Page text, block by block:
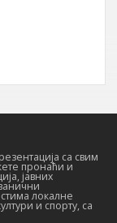
са свим
пронаћи и
јавних
локалне
и спорту, са